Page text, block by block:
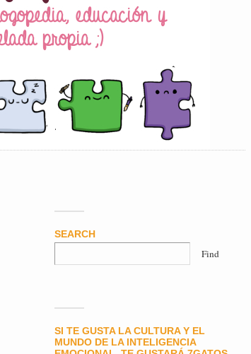
SEARCH
SI TE GUSTA LA CULTURA Y EL
MUNDO DE LA INTELIGENCIA